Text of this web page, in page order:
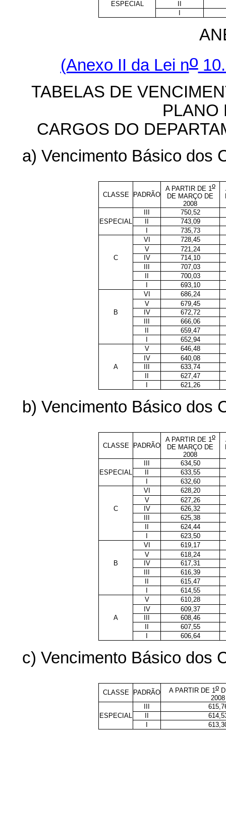
ESPECIAL
(Anexo II da Lei no
TABELAS DE
PLANO
CARGOS DO
a) Vencimento Básico dos
CLASSE PADRÃO
A PARTIR DE 1o
DE MARÇO DE
2008
III
750,52
ESPECIAL
II
743,09
I
735,73
VI
728,45
V
721,24
C
IV
714,10
III
707,03
II
700,03
I
693,10
VI
686,24
V
679,45
B
IV
672,72
III
666,06
II
659,47
I
652,94
V
646,48
IV
640,08
A
III
633,74
II
627,47
I
621,26
b) Vencimento Básico dos
CLASSE PADRÃO
A PARTIR DE 1o
DE MARÇO DE
2008
III
634,50
ESPECIAL
II
633,55
I
632,60
VI
628,20
V
627,26
C
IV
626,32
III
625,38
II
624,44
I
623,50
VI
619,17
V
618,24
B
IV
617,31
III
616,39
II
615,47
I
614,55
V
610,28
IV
609,37
A
III
608,46
II
607,55
I
606,64
c) Vencimento Básico dos
CLASSE PADRÃO A PARTIR DE 1o
2008
III
ESPECIAL
II
I